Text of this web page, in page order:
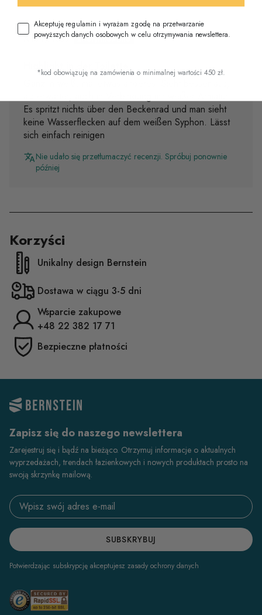
25/06/2025
Anonymous
Highlight in der Toilette
Es spritzt nichts über den Beckenrad und man sieht
keine Wasserflecken auf dem weißen Syphon. Lässt
sich einfach reinigen
Nie udało się przetłumaczyć recenzji. Spróbuj ponownie
później
Korzyści
Unikalny design Bernstein
Dostawa w ciągu 3-5 dni
Wsparcie zakupowe
+48 22 382 17 71
Bezpieczne płatności
Zapisz się do naszego newslettera
Zarejestruj się i bądź na bieżąco. Otrzymuj informacje o aktualnych
wyprzedażach, trendach łazienkowych i nowych produktach prosto na
swoją skrzynkę mailową.
Email address
SUBSKRYBUJ
Potwierdzając subskrypcję akceptujesz zasady ochrony danych
Akceptuję regulamin i wyrażam zgodę na przetwarzanie
powyższych danych osobowych w celu otrzymywania newslettera.
*kod obowiązuję na zamówienia o minimalnej wartości 450 zł.